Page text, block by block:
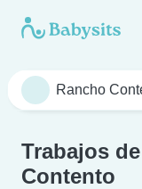
Trabajos
Contento